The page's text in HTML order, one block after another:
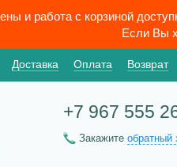
и работа с корзиной
Если Вы
Доставка Оплата Возврат
+7 967 555
Закажите обратный